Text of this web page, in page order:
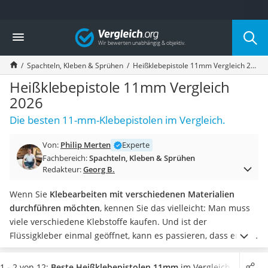
Die beliebtesten Vergleiche nach Kategorie
Baumarkt
Tresor feuerfest
Makita-Akku-Rasenmäher
Kappsäge
Smartes Türschloss
Akku-Rasentrimmer
Feuchtigkeitsmessgerät
Split-Klimaanlage 2 Innengeräte
Pelletofen
Bohrmaschine
Fliesenschneider
Hochdruckreiniger
Doppelschleifer
Überwachungskamera
Benzinrasenmäher mit Elektrostart
Vergleich
Spachteln, Kleben & Sprühen Heißklebepistole 11mm Vergleich 2026
Heißklebepistole 11mm Vergleich
2026
Die besten 11-mm-Klebepistolen im Vergleich.
Von: Philip Merten
Experte
Fachbereich:Spachteln, Kleben & Sprühen
Redakteur:Georg B.
Wenn Sie Klebearbeiten mit verschiedenen Materialien
durchführen möchten, kennen Sie das vielleicht: Man muss
viele verschiedene Klebstoffe kaufen. Und ist der
Flüssigkleber einmal geöffnet, kann es passieren, dass er bei
der nächsten Benutzung schon eingetrocknet ist. Laut
diversen Online-Tests eignen sich die Klebesticks von 11-mm-